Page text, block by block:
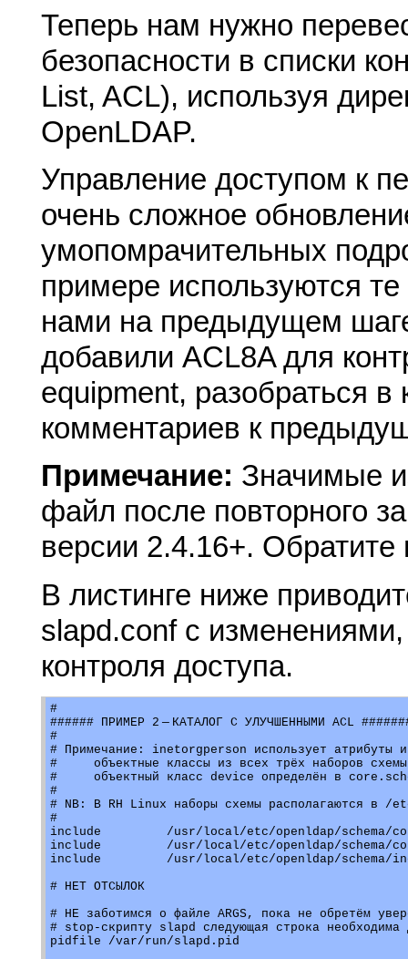
Теперь нам нужно
безопасности в списки
List, ACL), используя
OpenLDAP.
Управление доступом к
очень сложное
умопомрачительных
примере используются
нами на предыдущем
добавили ACL8A для
equipment, разобраться
комментариев к
Примечание: Значимые
файл после повторного
версии 2.4.16+.
В листинге ниже
slapd.conf с
контроля доступа.
#
###### ПРИМЕР 2 — КАТАЛОГ С УЛУЧШЕННЫМИ ACL
#
# Примечание: inetorgperson использует атрибуты и
#     объектные классы из всех трёх наборов схемы
#     объектный класс device определён в
#
# NB: В RH Linux наборы схемы располагаются в /
#
include		/usr/local/etc/openldap/schema/core.schema
include		/usr/local/etc/openldap/schema/cosine.schema
include		/usr/local/etc/openldap/schema/inetorgperson.schema
# НЕТ ОТСЫЛОК
# НЕ заботимся о файле ARGS, пока не обретём
# stop-скрипту slapd следующая строка необходима
pidfile /var/run/slapd.pid